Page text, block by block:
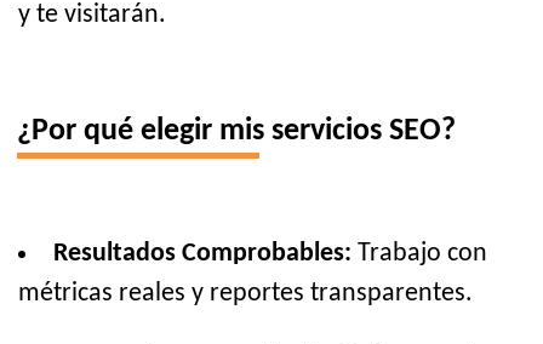
y te visitarán.
¿Por qué elegir mis servicios SEO?
Resultados Comprobables: Trabajo con
métricas reales y reportes transparentes.